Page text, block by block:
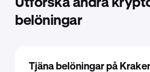
Utforska andra
belöningar
Tjäna belöningar på